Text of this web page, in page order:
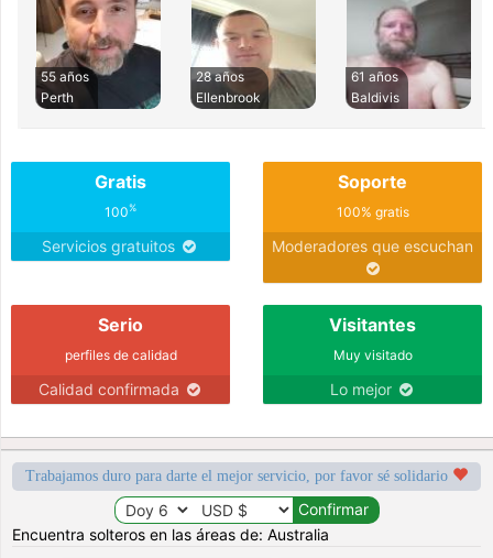
55 años
Perth
28 años
Ellenbrook
61 años
Baldivis
Gratis
100%
Servicios gratuitos
Soporte
100% gratis
Moderadores que escuchan
Serio
perfiles de calidad
Calidad confirmada
Visitantes
Muy visitado
Lo mejor
Trabajamos duro para darte el mejor servicio, por favor sé solidario
Encuentra solteros en las áreas de: Australia